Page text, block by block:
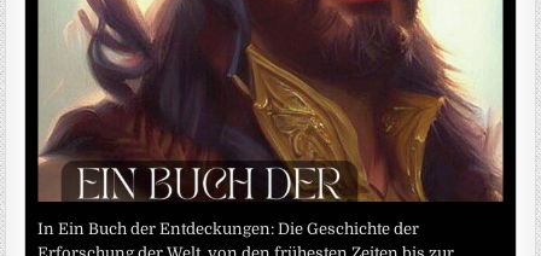
In Ein Buch der Entdeckungen: Die Geschichte der